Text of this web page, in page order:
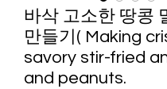
바삭 고소한 땅콩
만들기( Making
savory stir-fried
and peanuts.